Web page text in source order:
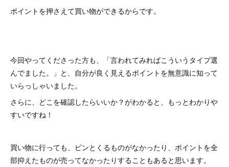
ポイントを押さえて買い物ができるからです。
今回やってくださった方も、「言われてみればこういうタイプ選
んでました。」と、自分が良く見えるポイントを無意識に知って
いらっしゃいました。
さらに、どこを確認したらいいか？がわかると、もっとわかりや
すいですね！
買い物に行っても、ピンとくるものがなかったり、ポイントを全
部抑えたものが売ってなかったりすることもあると思います。